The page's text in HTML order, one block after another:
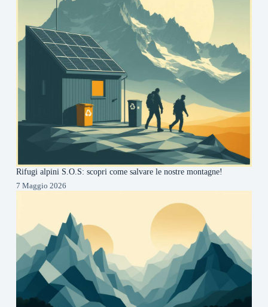
Rifugi alpini S.O.S: scopri come salvare le nostre montagne!
7 Maggio 2026